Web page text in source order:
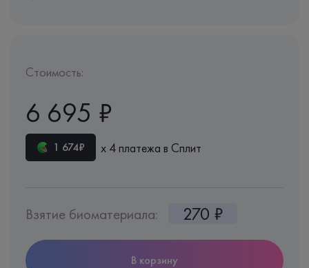
Стоимость:
6 695 ₽
1 674₽ х 4 платежа в Сплит
Взятие биоматериала: 270 ₽
В корзину